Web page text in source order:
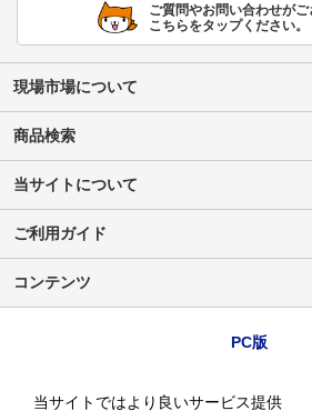
ご質問やお問い合わせが
こちらをタップください。
現場市場について
商品検索
当サイトについて
ご利用ガイド
コンテンツ
PC版
当サイトではより良いサービス提供